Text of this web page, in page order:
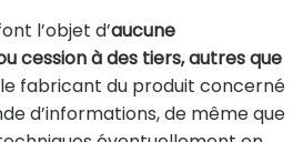
l’objet d’aucune
cession à des tiers, autres que
fabricant du produit concerné
d’informations, de même que